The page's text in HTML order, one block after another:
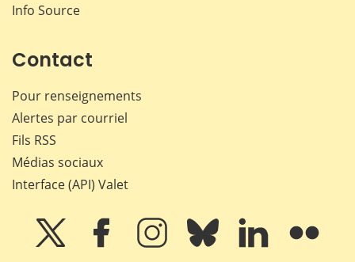
Info Source
Contact
Pour renseignements
Alertes par courriel
Fils RSS
Médias sociaux
Interface (API) Valet